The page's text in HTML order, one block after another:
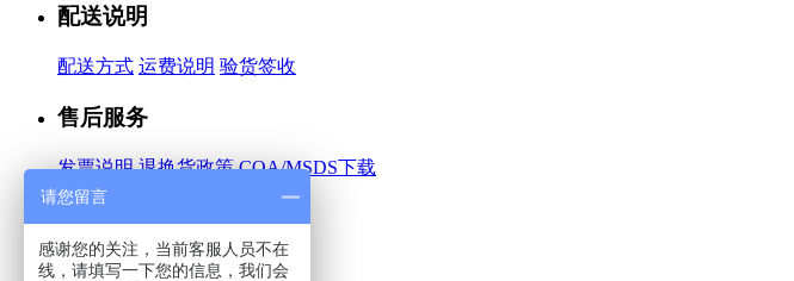
配送说明
配送方式 运费说明 验货签收
售后服务
发票说明 退换货政策 COA/MSDS下载
关于我们
公司简介 联系我们 加入我们
请您留言
感谢您的关注，当前客服人员不在
线，请填写一下您的信息，我们会